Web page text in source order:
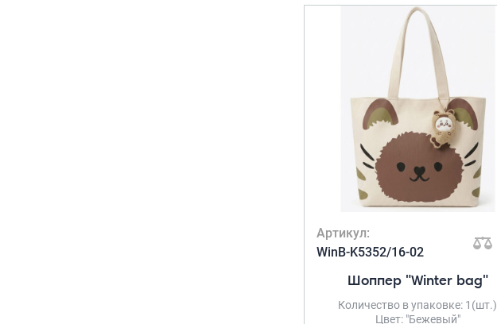
Артикул:
WinB-K5352/16-02
Шоппер "Winter bag"
Количество в упаковке: 1(шт.)
Цвет: "Бежевый"